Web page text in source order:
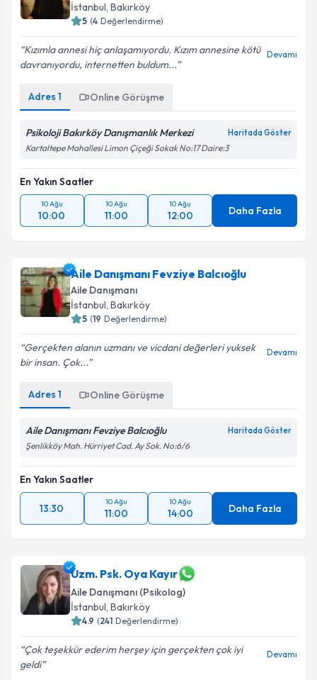
İstanbul, Bakırköy
5 (4 Değerlendirme)
Kızımla annesi hiç anlaşamıyordu. Kızım annesine kötü
davranıyordu, internetten buldum...
Devamı
Adres 1 Online Görüşme
Psikoloji Bakırköy Danışmanlık Merkezi Haritada Göster
Kartaltepe Mahallesi Limon Çiçeği Sokak No:17 Daire:3
En Yakın Saatler
10 Ağu
10:00
10 Ağu
11:00
10 Ağu
12:00 Daha Fazla
Aile Danışmanı Fevziye Balcıoğlu
Aile Danışmanı
İstanbul, Bakırköy
5 (19 Değerlendirme)
Gerçekten alanın uzmanı ve vicdani değerleri yuksek
bir insan. Çok...
Devamı
Adres 1 Online Görüşme
Aile Danışmanı Fevziye Balcıoğlu Haritada Göster
Şenlikköy Mah. Hürriyet Cad. Ay Sok. No:6/6
En Yakın Saatler
13:30
10 Ağu
11:00
10 Ağu
14:00 Daha Fazla
Uzm. Psk. Oya Kayır
Aile Danışmanı (Psikolog)
İstanbul, Bakırköy
4.9 (241 Değerlendirme)
Çok teşekkür ederim herşey için gerçekten çok iyi
geldi
Devamı